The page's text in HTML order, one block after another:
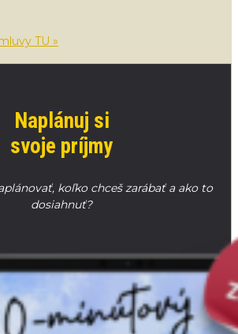
TU »
Naplánuj si
svoje príjmy
koľko chceš zarábať a ako to
dosiahnuť?